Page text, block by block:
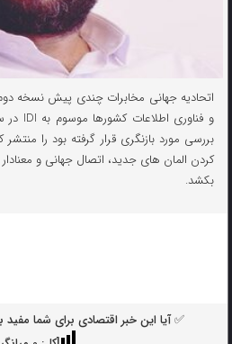
اتحادیه جهانی مخابرات چندی پیش نسخه
بررسی مورد بازنگری قرار گرفته بود را
کردن المان های جدید، اتصال جهانی و معنادار
بکشد.
✅ آیا این خبر اقتصادی برای شما مفید